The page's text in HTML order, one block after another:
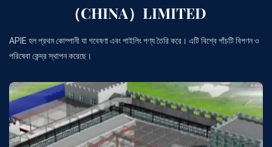
（CHINA）LIMITED
APIE হল প্রথম কোম্পানী যা গবেষণা এবং পাইলিং পণ্য তৈরি করে। এটি বিশ্বে পাঁচটি বিপণন ও
পরিষেবা কেন্দ্র স্থাপন করেছে।